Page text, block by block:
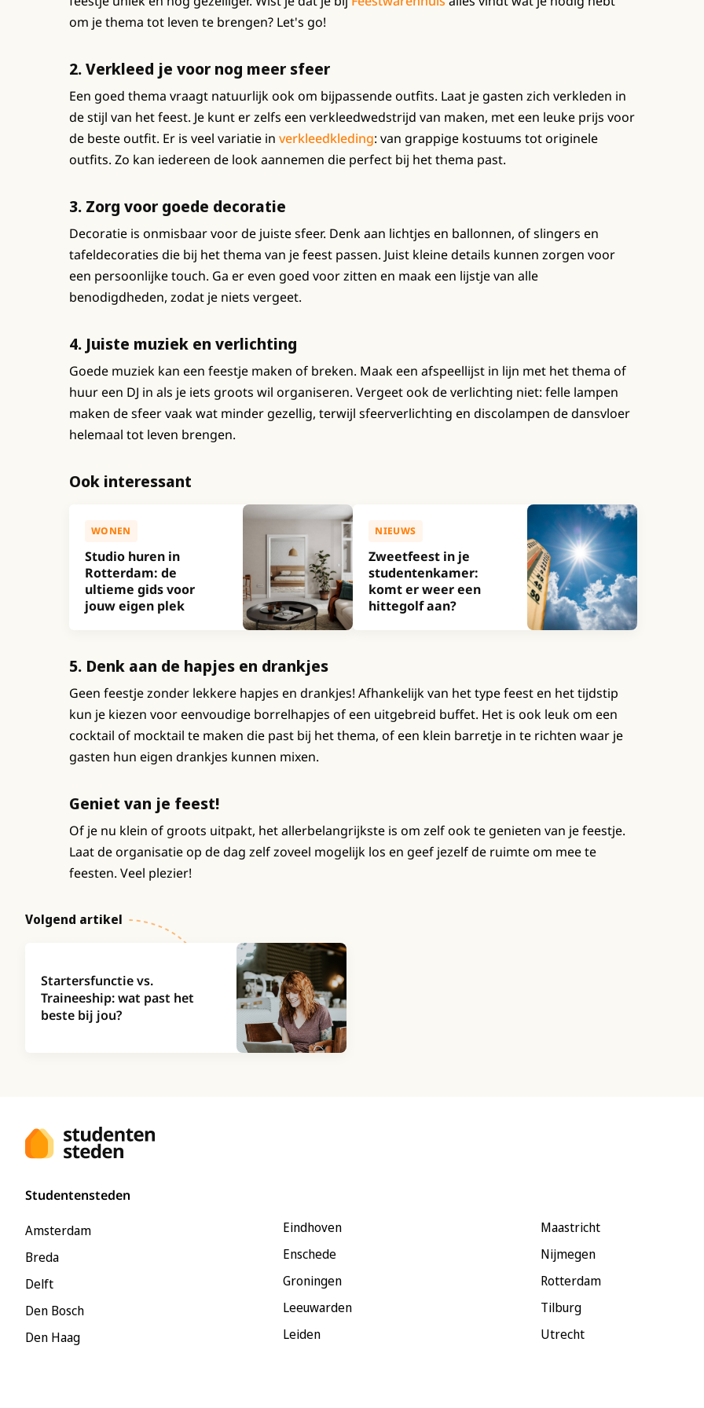
om je thema tot leven te brengen? Let's go!
2. Verkleed je voor nog meer sfeer
Een goed thema vraagt natuurlijk ook om bijpassende outfits. Laat je gasten zich verkleden in
de stijl van het feest. Je kunt er zelfs een verkleedwedstrijd van maken, met een leuke prijs voor
de beste outfit. Er is veel variatie in verkleedkleding: van grappige kostuums tot originele
outfits. Zo kan iedereen de look aannemen die perfect bij het thema past.
3. Zorg voor goede decoratie
Decoratie is onmisbaar voor de juiste sfeer. Denk aan lichtjes en ballonnen, of slingers en
tafeldecoraties die bij het thema van je feest passen. Juist kleine details kunnen zorgen voor
een persoonlijke touch. Ga er even goed voor zitten en maak een lijstje van alle
benodigdheden, zodat je niets vergeet.
4. Juiste muziek en verlichting
Goede muziek kan een feestje maken of breken. Maak een afspeellijst in lijn met het thema of
huur een DJ in als je iets groots wil organiseren. Vergeet ook de verlichting niet: felle lampen
maken de sfeer vaak wat minder gezellig, terwijl sfeerverlichting en discolampen de dansvloer
helemaal tot leven brengen.
Ook interessant
WONEN
Studio huren in
Rotterdam: de
ultieme gids voor
jouw eigen plek
NIEUWS
Zweetfeest in je
studentenkamer:
komt er weer een
hittegolf aan?
5. Denk aan de hapjes en drankjes
Geen feestje zonder lekkere hapjes en drankjes! Afhankelijk van het type feest en het tijdstip
kun je kiezen voor eenvoudige borrelhapjes of een uitgebreid buffet. Het is ook leuk om een
cocktail of mocktail te maken die past bij het thema, of een klein barretje in te richten waar je
gasten hun eigen drankjes kunnen mixen.
Geniet van je feest!
Of je nu klein of groots uitpakt, het allerbelangrijkste is om zelf ook te genieten van je feestje.
Laat de organisatie op de dag zelf zoveel mogelijk los en geef jezelf de ruimte om mee te
feesten. Veel plezier!
Volgend artikel
Startersfunctie vs.
Traineeship: wat past het
beste bij jou?
Studentensteden
Amsterdam
Breda
Delft
Den Bosch
Den Haag
Eindhoven
Enschede
Groningen
Leeuwarden
Leiden
Maastricht
Nijmegen
Rotterdam
Tilburg
Utrecht